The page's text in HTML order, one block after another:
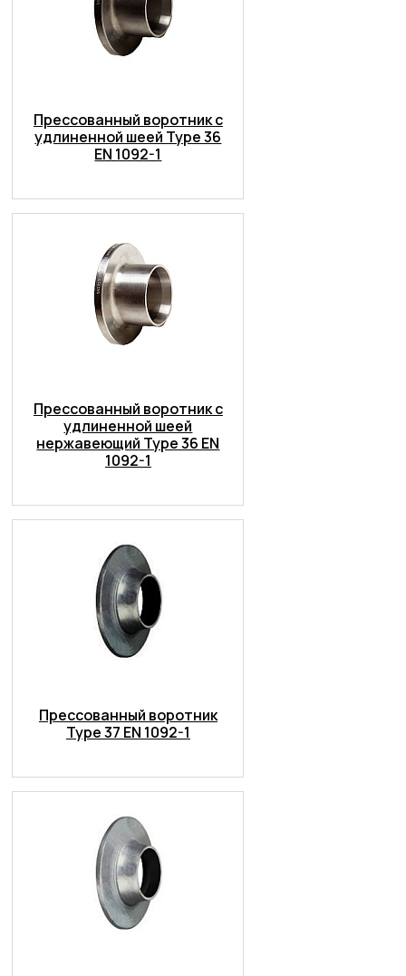
Прессованный воротник с
удлиненной шеей Type 36
EN 1092-1
Прессованный воротник с
удлиненной шеей
нержавеющий Type 36 EN
1092-1
Прессованный воротник
Type 37 EN 1092-1